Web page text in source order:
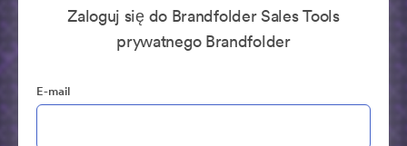
Zaloguj się do Brandfolder Sales Tools
prywatnego Brandfolder
E-mail